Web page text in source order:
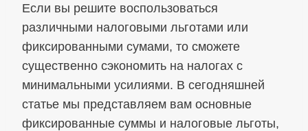
Если вы решите воспользоваться
различными налоговыми льготами или
фиксированными сумами, то сможете
существенно сэкономить на налогах с
минимальными усилиями. В сегодняшней
статье мы представляем вам основные
фиксированные суммы и налоговые льготы,